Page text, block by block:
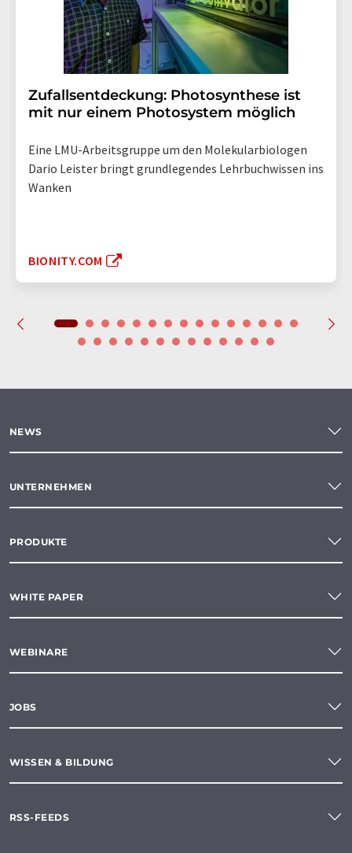
Zufallsentdeckung: Photosynthese ist
mit nur einem Photosystem möglich
Eine LMU-Arbeitsgruppe um den Molekularbiologen
Dario Leister bringt grundlegendes Lehrbuchwissen ins
Wanken
BIONITY.COM
NEWS
UNTERNEHMEN
PRODUKTE
WHITE PAPER
WEBINARE
JOBS
WISSEN & BILDUNG
RSS-FEEDS